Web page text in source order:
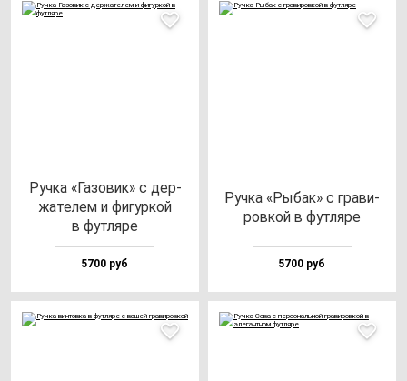
Руч­ка «Газо­вик» с дер­
жа­те­лем и фи­гур­кой
в фут­ля­ре
5700 руб
Руч­ка «Рыбак» с гра­ви­
ров­кой в фут­ля­ре
5700 руб